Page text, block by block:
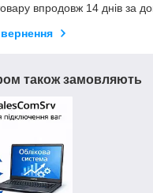
впродовж 14 днів за
також замовляють